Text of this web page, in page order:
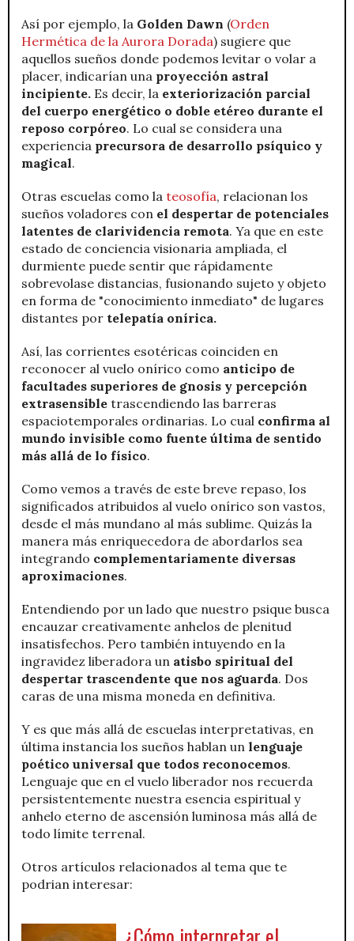
Así por ejemplo, la Golden Dawn (Orden
Hermética de la Aurora Dorada) sugiere que
aquellos sueños donde podemos levitar o volar a
placer, indicarían una proyección astral
incipiente. Es decir, la exteriorización parcial
del cuerpo energético o doble etéreo durante el
reposo corpóreo. Lo cual se considera una
experiencia precursora de desarrollo psíquico y
magical.
Otras escuelas como la teosofía, relacionan los
sueños voladores con el despertar de potenciales
latentes de clarividencia remota. Ya que en este
estado de conciencia visionaria ampliada, el
durmiente puede sentir que rápidamente
sobrevolase distancias, fusionando sujeto y objeto
en forma de "conocimiento inmediato" de lugares
distantes por telepatía onírica.
Así, las corrientes esotéricas coinciden en
reconocer al vuelo onírico como anticipo de
facultades superiores de gnosis y percepción
extrasensible trascendiendo las barreras
espaciotemporales ordinarias. Lo cual confirma al
mundo invisible como fuente última de sentido
más allá de lo físico.
Como vemos a través de este breve repaso, los
significados atribuidos al vuelo onírico son vastos,
desde el más mundano al más sublime. Quizás la
manera más enriquecedora de abordarlos sea
integrando complementariamente diversas
aproximaciones.
Entendiendo por un lado que nuestro psique busca
encauzar creativamente anhelos de plenitud
insatisfechos. Pero también intuyendo en la
ingravidez liberadora un atisbo spiritual del
despertar trascendente que nos aguarda. Dos
caras de una misma moneda en definitiva.
Y es que más allá de escuelas interpretativas, en
última instancia los sueños hablan un lenguaje
poético universal que todos reconocemos.
Lenguaje que en el vuelo liberador nos recuerda
persistentemente nuestra esencia espiritual y
anhelo eterno de ascensión luminosa más allá de
todo límite terrenal.
Otros artículos relacionados al tema que te
podrian interesar: